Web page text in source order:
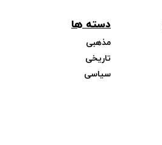
دسته ها
مذهبی
تاریخی
سیاسی